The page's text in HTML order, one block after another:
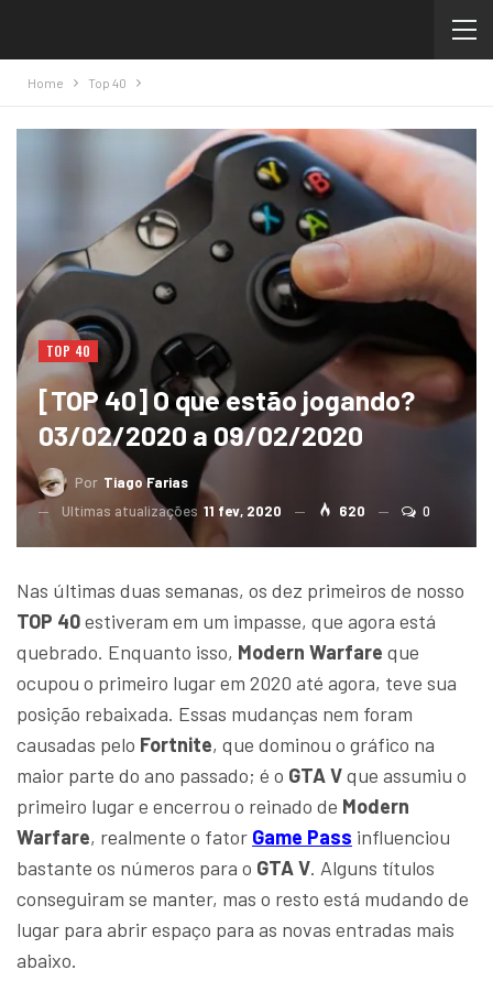
Home Top 40
TOP 40
[TOP 40] O que estão jogando?
03/02/2020 a 09/02/2020
Por Tiago Farias
Ultimas atualizações 11 fev, 2020 620 0
Nas últimas duas semanas, os dez primeiros de nosso
TOP 40estiveram em um impasse, que agora está
quebrado. Enquanto isso, Modern Warfare que
ocupou o primeiro lugar em 2020 até agora, teve sua
posição rebaixada. Essas mudanças nem foram
causadas pelo Fortnite, que dominou o gráfico na
maior parte do ano passado; é o GTA Vque assumiu o
primeiro lugar e encerrou o reinado de Modern
Warfare, realmente o fator Game Pass influenciou
bastante os números para o GTA V. Alguns títulos
conseguiram se manter, mas o resto está mudando de
lugar para abrir espaço para as novas entradas mais
abaixo.